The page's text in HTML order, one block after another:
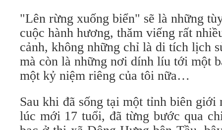
"Lên rừng xuống biển" sẽ là những
cuộc hành hương, thăm viếng rất
cảnh, không những chỉ là di tích lịch
mà còn là những nơi dính líu tới một
một kỷ niệm riêng của tôi nữa…
Sau khi đã sống tại một tỉnh biên
lúc mới 17 tuổi, đã từng bước qua